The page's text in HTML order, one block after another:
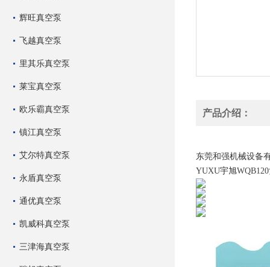
辉旺真空泵
飞越真空泵
里其乐真空泵
莱宝真空泵
欧乐霸真空泵
镇江真空泵
艾尔特真空泵
永盾真空泵
通优真空泵
凯威科真空泵
三津海真空泵
产品介绍：
东莞和强机械设备
YUXU宇旭